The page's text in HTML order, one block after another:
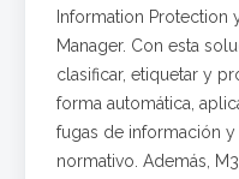
Information
Manager. Con esta
clasificar, etiquetar y
forma automática,
fugas de información
normativo. Además,